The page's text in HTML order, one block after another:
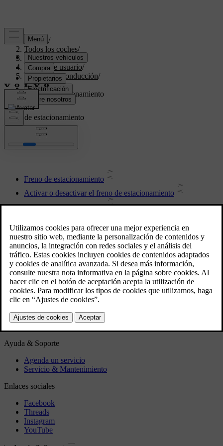
Soporte/
Todos los coches/
XC40 2024/
Manual de usuario/
Arranque y conducción/
Frenos/
Freno de estacionamiento
Freno de estacionamiento
Freno de estacionamiento
Activar o desactivar el freno de estacionamiento
Aparcar en una pendiente
estacionamiento
En caso de fallo del freno de estacionamiento